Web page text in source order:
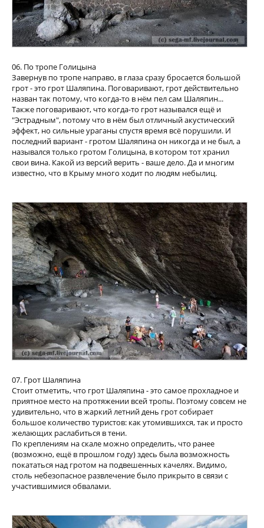
06. По тропе Голицына
Завернув по тропе направо, в глаза сразу бросается большой
грот - это грот Шаляпина. Поговаривают, грот действительно
назван так потому, что когда-то в нём пел сам Шаляпин...
Также поговаривают, что когда-то грот назывался ещё и
"Эстрадным", потому что в нём был отличный акустический
эффект, но сильные ураганы спустя время всё порушили. И
последний вариант - гротом Шаляпина он никогда и не был, а
назывался только гротом Голицына, в котором тот хранил
свои вина. Какой из версий верить - ваше дело. Да и многим
известно, что в Крыму много ходит по людям небылиц.
07. Грот Шаляпина
Стоит отметить, что грот Шаляпина - это самое прохладное и
приятное место на протяжении всей тропы. Поэтому совсем не
удивительно, что в жаркий летний день грот собирает
большое количество туристов: как утомившихся, так и просто
желающих раслабиться в тени.
По креплениям на скале можно определить, что ранее
(возможно, ещё в прошлом году) здесь была возможность
покататься над гротом на подвешенных качелях. Видимо,
столь небезопасное развлечение было прикрыто в связи с
участившимися обвалами.